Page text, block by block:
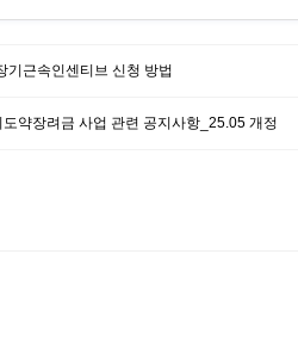
기근속인센티브 신청 방법
약장려금 사업 관련 공지사항_25.05 개정